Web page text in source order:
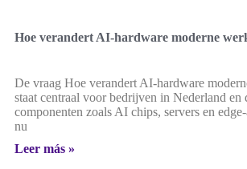
Hoe verandert AI-hardware moderne
De vraag Hoe verandert AI-hardware
staat centraal voor bedrijven in Nederland en
componenten zoals AI chips, servers en
nu
Leer más »